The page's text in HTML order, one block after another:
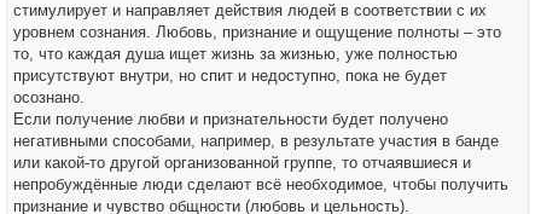
стимулирует и направляет действия людей в соответствии с их
уровнем сознания. Любовь, признание и ощущение полноты – это
то, что каждая душа ищет жизнь за жизнью, уже полностью
присутствуют внутри, но спит и недоступно, пока не будет
осознано.
Если получение любви и признательности будет получено
негативными способами, например, в результате участия в банде
или какой-то другой организованной группе, то отчаявшиеся и
непробуждённые люди сделают всё необходимое, чтобы получить
признание и чувство общности (любовь и цельность).